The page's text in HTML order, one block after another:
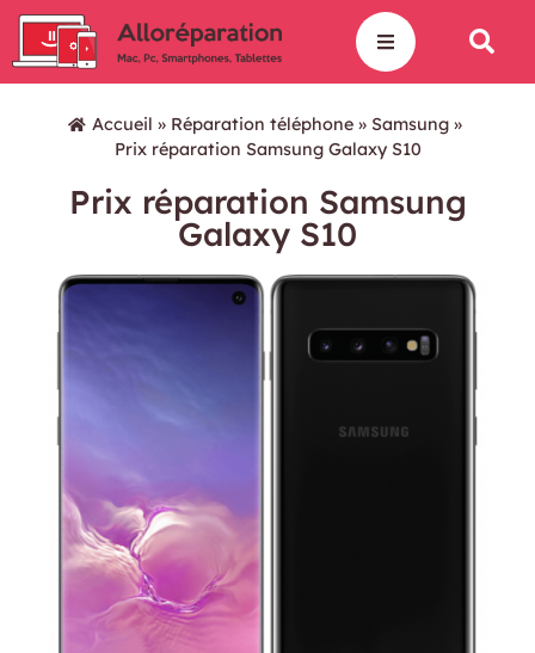
Accueil » Réparation téléphone » Samsung »
Prix réparation Samsung Galaxy S10
Prix réparation Samsung
Galaxy S10